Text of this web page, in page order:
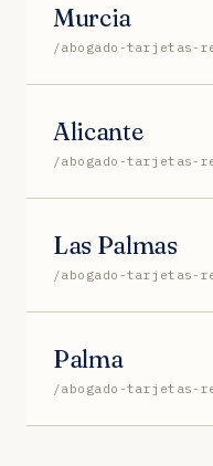
Murcia
/abogado-tarjetas-
Alicante
/abogado-tarjetas-
Las Palmas
/abogado-tarjetas-
Palma
/abogado-tarjetas-